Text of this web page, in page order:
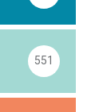
551